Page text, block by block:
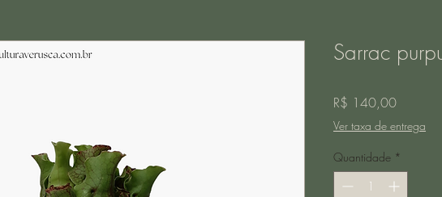
Sarrac
R$ 140,00Preço
Ver taxa de entrega
Quantidade *